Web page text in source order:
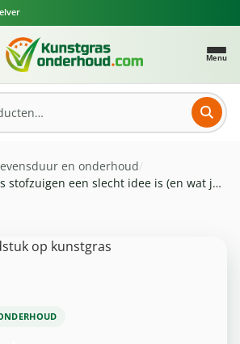
bevat 0 artikelen. Totaalbedrag: €
Menu
en onderhoud/
Waarom je kunstgras stofzuigen een slecht idee is (en wat je wél moet doen)